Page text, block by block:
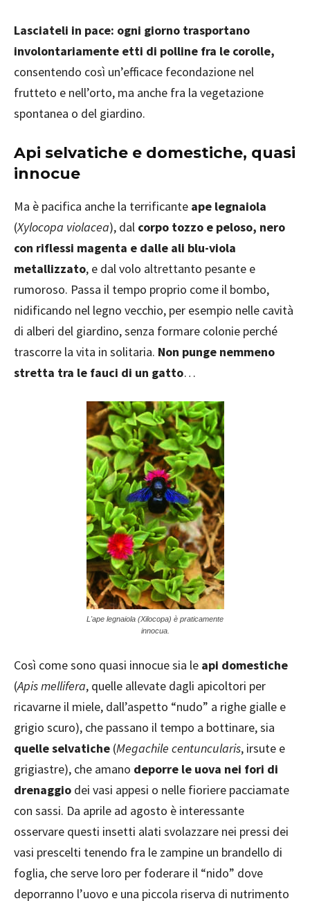
Lasciateli in pace: ogni giorno trasportano
involontariamente etti di polline fra le corolle,
consentendo così un’efficace fecondazione nel
frutteto e nell’orto, ma anche fra la vegetazione
spontanea o del giardino.
Api selvatiche e domestiche, quasi
innocue
Ma è pacifica anche la terrificante ape legnaiola
(Xylocopa violacea), dal corpo tozzo e peloso, nero
con riflessi magenta e dalle ali blu-viola
metallizzato, e dal volo altrettanto pesante e
rumoroso. Passa il tempo proprio come il bombo,
nidificando nel legno vecchio, per esempio nelle cavità
di alberi del giardino, senza formare colonie perché
trascorre la vita in solitaria. Non punge nemmeno
stretta tra le fauci di un gatto…
L'ape legnaiola (Xilocopa) è praticamente
innocua.
Così come sono quasi innocue sia le api domestiche
(Apis mellifera, quelle allevate dagli apicoltori per
ricavarne il miele, dall’aspetto “nudo” a righe gialle e
grigio scuro), che passano il tempo a bottinare, sia
quelle selvatiche (Megachile centuncularis, irsute e
grigiastre), che amano deporre le uova nei fori di
drenaggio dei vasi appesi o nelle fioriere pacciamate
con sassi. Da aprile ad agosto è interessante
osservare questi insetti alati svolazzare nei pressi dei
vasi prescelti tenendo fra le zampine un brandello di
foglia, che serve loro per foderare il “nido” dove
deporranno l’uovo e una piccola riserva di nutrimento